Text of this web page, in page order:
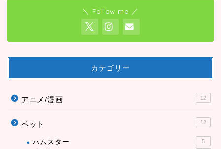
＼ Follow me ／
カテゴリー
アニメ/漫画 12
ペット 12
ハムスター 5